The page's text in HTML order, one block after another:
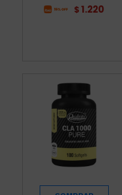
$ 1.220